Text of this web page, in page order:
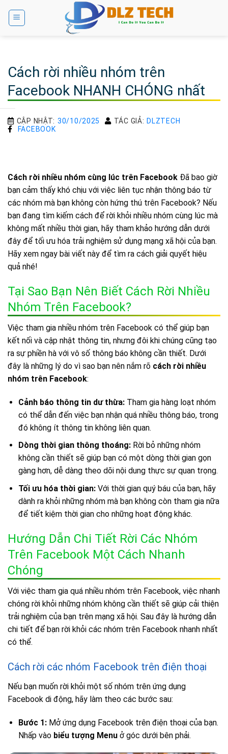
Cách rời nhiều nhóm trên
Facebook NHANH CHÓNG nhất
CẬP NHẬT: 30/10/2025 TÁC GIẢ: DLZTECH
FACEBOOK
Cách rời nhiều nhóm cùng lúc trên Facebook Đã bao giờ
bạn cảm thấy khó chịu với việc liên tục nhận thông báo từ
các nhóm mà bạn không còn hứng thú trên Facebook? Nếu
bạn đang tìm kiếm cách để rời khỏi nhiều nhóm cùng lúc mà
không mất nhiều thời gian, hãy tham khảo hướng dẫn dưới
đây để tối ưu hóa trải nghiệm sử dụng mạng xã hội của bạn.
Hãy xem ngay bài viết này để tìm ra cách giải quyết hiệu
quả nhé!
Tại Sao Bạn Nên Biết Cách Rời Nhiều
Nhóm Trên Facebook?
Việc tham gia nhiều nhóm trên Facebook có thể giúp bạn
kết nối và cập nhật thông tin, nhưng đôi khi chúng cũng tạo
ra sự phiền hà với vô số thông báo không cần thiết. Dưới
đây là những lý do vì sao bạn nên nắm rõ cách rời nhiều
nhóm trên Facebook:
Cảnh báo thông tin dư thừa:Tham gia hàng loạt nhóm
có thể dẫn đến việc bạn nhận quá nhiều thông báo, trong
đó không ít thông tin không liên quan.
Dòng thời gian thông thoáng: Rời bỏ những nhóm
không cần thiết sẽ giúp bạn có một dòng thời gian gọn
gàng hơn, dễ dàng theo dõi nội dung thực sự quan trọng.
Tối ưu hóa thời gian: Với thời gian quý báu của bạn, hãy
dành ra khỏi những nhóm mà bạn không còn tham gia nữa
để tiết kiệm thời gian cho những hoạt động khác.
Hướng Dẫn Chi Tiết Rời Các Nhóm
Trên Facebook Một Cách Nhanh
Chóng
Với việc tham gia quá nhiều nhóm trên Facebook, việc nhanh
chóng rời khỏi những nhóm không cần thiết sẽ giúp cải thiện
trải nghiệm của bạn trên mạng xã hội. Sau đây là hướng dẫn
chi tiết để bạn rời khỏi các nhóm trên Facebook nhanh nhất
có thể.
Cách rời các nhóm Facebook trên điện thoại
Nếu bạn muốn rời khỏi một số nhóm trên ứng dụng
Facebook di động, hãy làm theo các bước sau:
Bước 1:Mở ứng dụng Facebook trên điện thoại của bạn.
Nhấp vào biểu tượng Menuở góc dưới bên phải.